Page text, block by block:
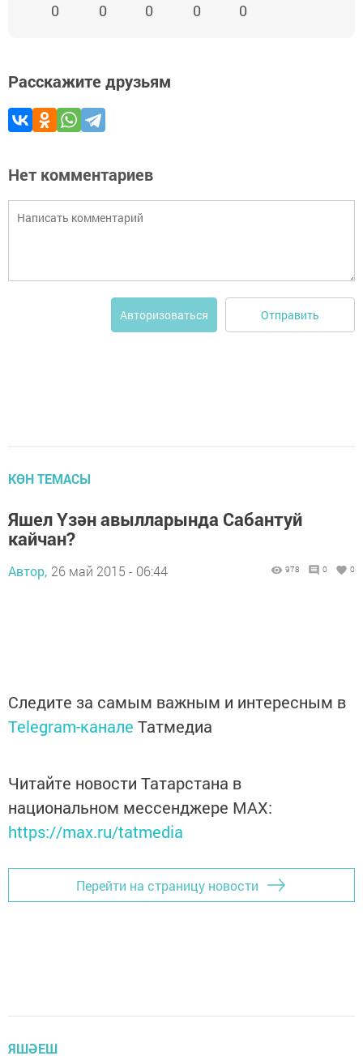
0 0 0 0 0
Расскажите друзьям
Нет комментариев
Авторизоваться Отправить
КӨН ТЕМАСЫ
Яшел Үзән авылларында Сабантуй
кайчан?
Автор, 26 май 2015 - 06:44 978 0 0
Следите за самым важным и интересным в
Telegram-канале Татмедиа
Читайте новости Татарстана в
национальном мессенджере MАХ:
https://max.ru/tatmedia
Перейти на страницу новости
ЯШӘЕШ